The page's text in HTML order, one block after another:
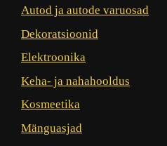
Autod ja autode varuosad
Dekoratsioonid
Elektroonika
Keha- ja nahahooldus
Kosmeetika
Mänguasjad